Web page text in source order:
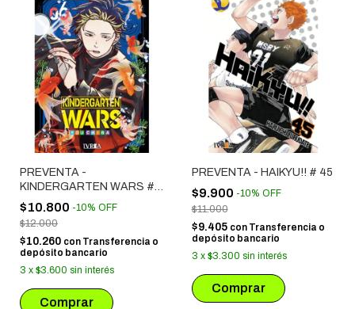
PREVENTA -
KINDERGARTEN WARS #
06
$10.800 -10% OFF
$12.000
$10.260 con Transferencia o
depósito bancario
3 x $3.600 sin interés
PREVENTA - HAIKYU!! # 45
$9.900 -10% OFF
$11.000
$9.405 con Transferencia o
depósito bancario
3 x $3.300 sin interés